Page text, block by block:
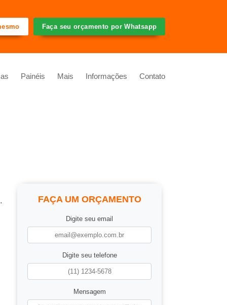
Faça seu orçamento por Whatsapp
Painéis Mais Informações Contato
FAÇA UM ORÇAMENTO
Digite seu email
Digite seu telefone
Mensagem